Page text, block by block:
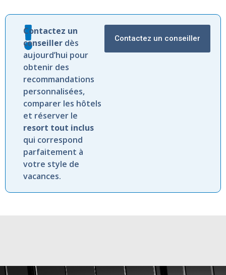
Contactez un
conseiller dès
aujourd’hui pour
obtenir des
recommandations
personnalisées,
comparer les hôtels
et réserver le
resort tout inclus
qui correspond
parfaitement à
votre style de
vacances.
Contactez un conseiller